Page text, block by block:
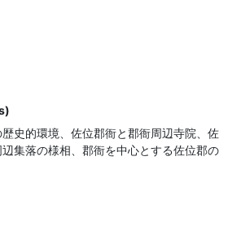
史的環境、佐位郡衙と郡衙周辺寺院、佐
集落の様相、郡衙を中心とする佐位郡の